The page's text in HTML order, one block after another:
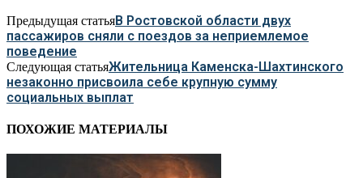
Предыдущая статьяВ Ростовской области двух
пассажиров сняли с поездов за неприемлемое
поведение
Следующая статьяЖительница Каменска-Шахтинского
незаконно присвоила себе крупную сумму
социальных выплат
ПОХОЖИЕ МАТЕРИАЛЫ